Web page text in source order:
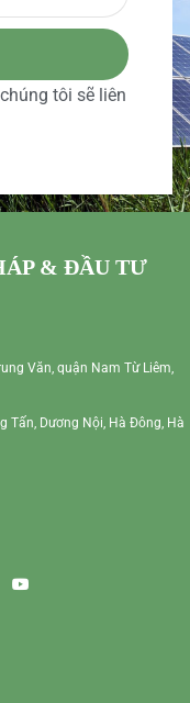
tôi sẽ liên
& ĐẦU TƯ
Văn, quận Nam Từ Liêm,
Tấn, Dương Nội, Hà Đông, Hà